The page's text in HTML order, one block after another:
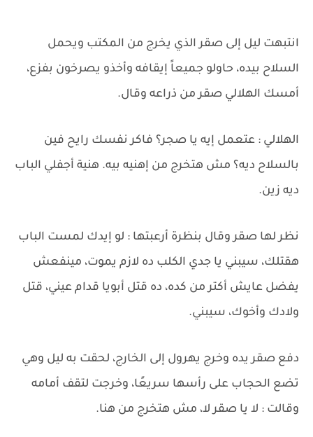
انتبهت ليل إلى صقر الذي يخرج من المكتب ويحمل
السلاح بيده، حاولو جميعاً إيقافه وأخذو يصرخون بفزع،
أمسك الهلالي صقر من ذراعه وقال.
الهلالي : عتعمل إيه يا صجر؟ فاكر نفسك رايح فين
بالسلاح ديه؟ مش هتخرج من إهنيه بيه. هنية أجفلي الباب
ديه زين.
نظر لها صقر وقال بنظرة أرعبتها : لو إيدك لمست الباب
هقتلك، سيبني يا جدي الكلب ده لازم يموت، مينفعش
يفضل عايش أكتر من كده، ده قتل أبويا قدام عيني، قتل
ولادك وأخوك، سيبني.
دفع صقر يده وخرج يهرول إلى الخارج، لحقت به ليل وهي
تضع الحجاب على رأسها سريعًا، وخرجت لتقف أمامه
وقالت : لا يا صقر لا، مش هتخرج من هنا.